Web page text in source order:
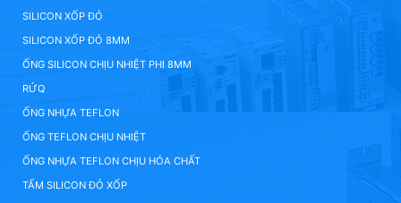
SILICON XỐP ĐỎ
SILICON XỐP ĐỎ 8MM
ỐNG SILICON CHỊU NHIỆT PHI 8MM
RỬQ
ỐNG NHỰA TEFLON
ỐNG TEFLON CHỊU NHIỆT
ỐNG NHỰA TEFLON CHỊU HÓA CHẤT
TẤM SILICON ĐỎ XỐP